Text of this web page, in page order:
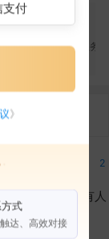
岳西县李塆劳务服务队
2
作为受益所有人
支付
》
式
达、高效对接